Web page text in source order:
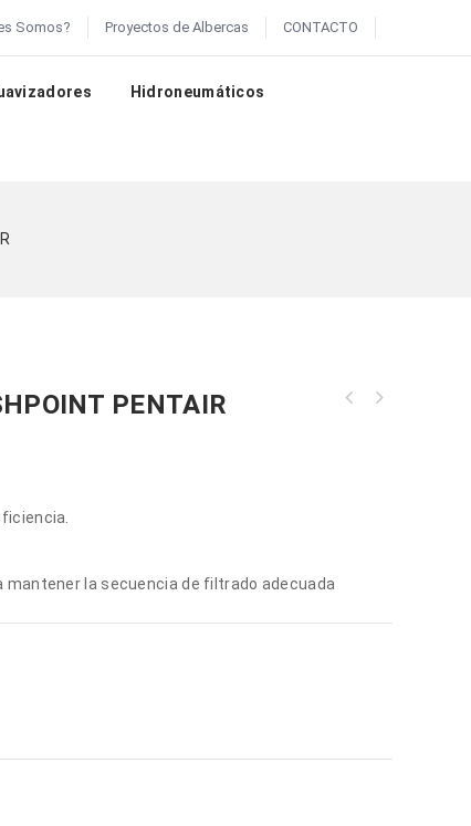
Somos? Proyectos de Albercas CONTACTO
Hidroneumáticos
PENTAIR
la secuencia de filtrado adecuada